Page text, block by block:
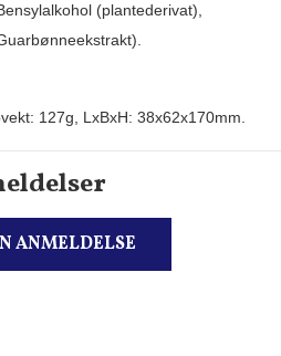
(plantederivat),
127g, LxBxH: 38x62x170mm.
ANMELDELSE